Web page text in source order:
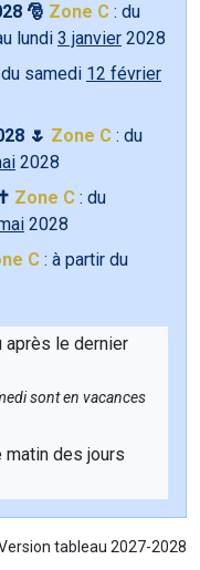
🎅 Zone C : du
lundi 3 janvier 2028
samedi 12 février
🌷 Zone C : du
2028
Zone C : du
2028
C : à partir du
après le dernier
sont en vacances
matin des jours
tableau 2027-2028